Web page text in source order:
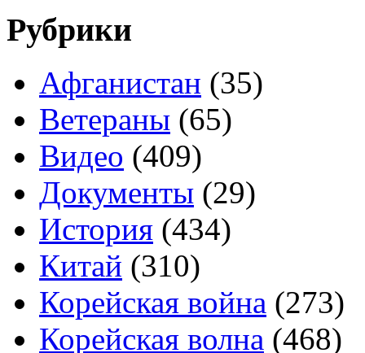
Рубрики
Афганистан (35)
Ветераны (65)
Видео (409)
Документы (29)
История (434)
Китай (310)
Корейская война (273)
Корейская волна (468)